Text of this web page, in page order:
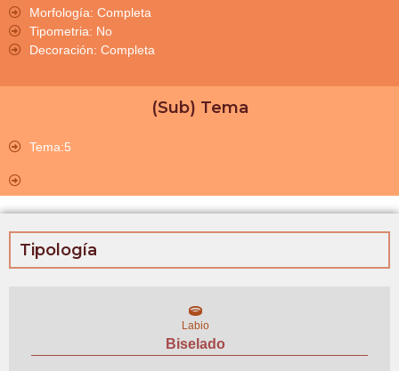
Morfología: Completa
Tipometria: No
Decoración: Completa
(Sub) Tema
Tema:5
Tipología
Labio
Biselado